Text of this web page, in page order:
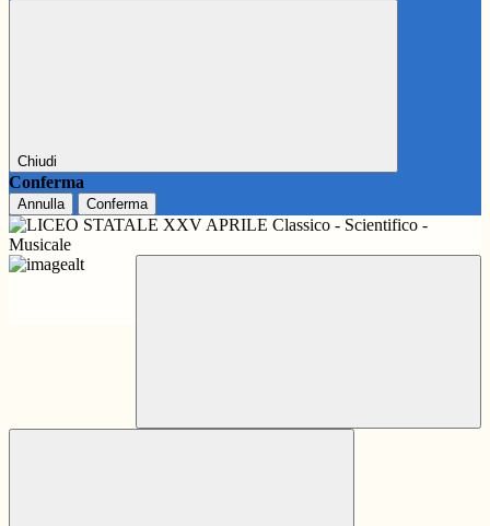
Chiudi
Conferma
Annulla Conferma